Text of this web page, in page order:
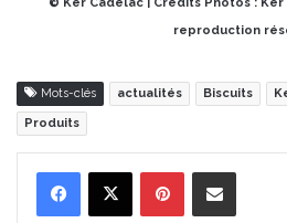
reproduction
Mots-clés actualités Biscuits
Produits